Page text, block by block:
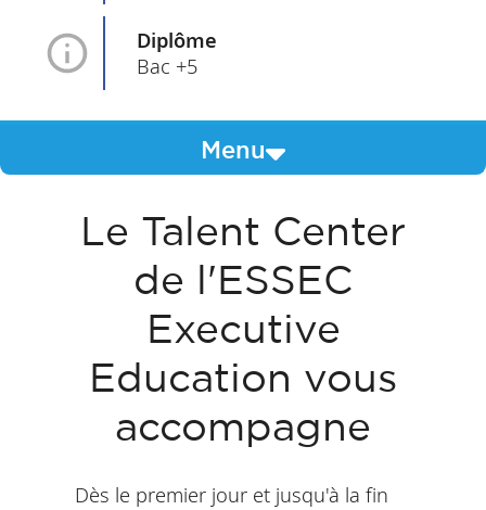
Diplôme
Bac +5
Menu
Le Talent Center
de l'ESSEC
Executive
Education vous
accompagne
Dès le premier jour et jusqu'à la fin